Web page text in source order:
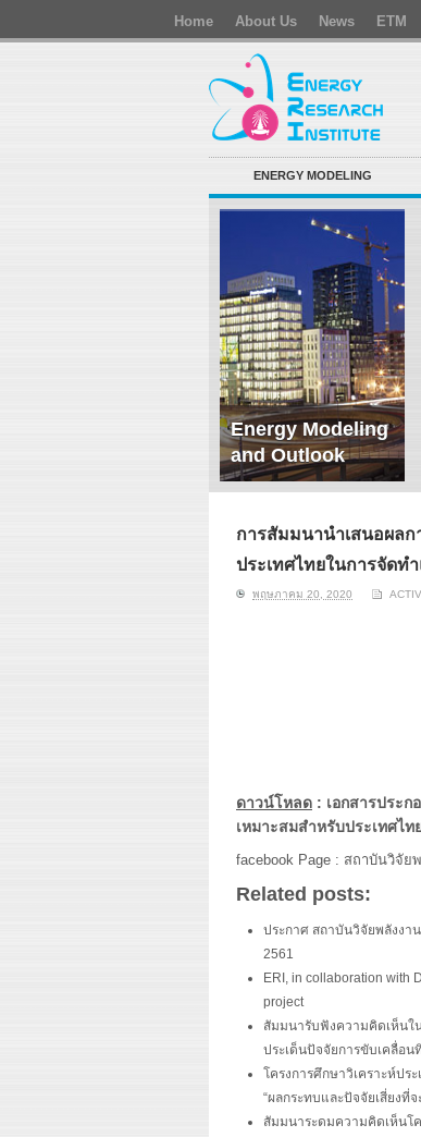
Home About Us News ETM
ENERGY MODELING
Energy Modeling
and Outlook
ERI conducts rigorous
energy supply and
energy-consuming
sectors. Our analyses
การสัมมนานำเสนอผล
ประเทศไทยในการจัดท
พฤษภาคม 20, 2020
ดาวน์โหลด : เอกสารประ
เหมาะสมสำหรับประเทศไ
facebook Page : สถาบันวิจัย
Related posts:
ประกาศ สถาบันวิจัยพลังงา
2561
ERI, in collaboration with
project
สัมมนารับฟังความคิดเห็นใ
ประเด็นปัจจัยการขับเคลื่อ
โครงการศึกษาวิเคราะห์ปร
“ผลกระทบและปัจจัยเสี่ยงที่
สัมมนาระดมความคิดเห็นโ